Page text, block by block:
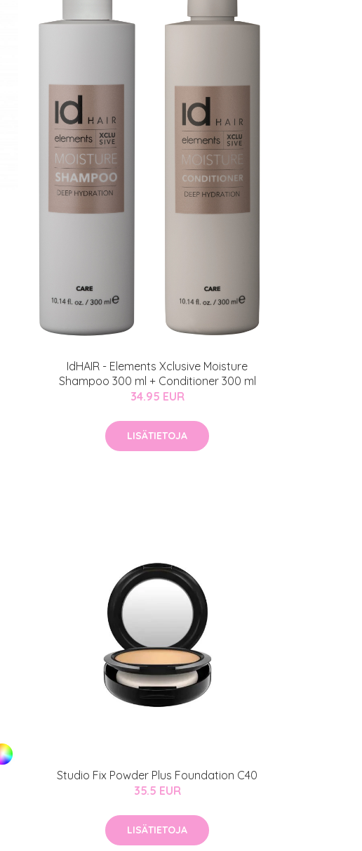
IdHAIR - Elements Xclusive Moisture
Shampoo 300 ml + Conditioner 300 ml
34.95 EUR
LISÄTIETOJA
Studio Fix Powder Plus Foundation C40
35.5 EUR
LISÄTIETOJA